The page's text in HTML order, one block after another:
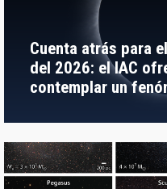
Cuenta atrás para
del 2026: el IAC
contemplar un